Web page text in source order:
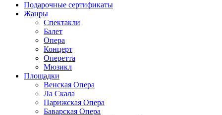
Подарочные сертификаты
Жанры
Спектакли
Балет
Опера
Концерт
Оперетта
Мюзикл
Площадки
Венская Опера
Ла Скала
Парижская Опера
Баварская Опера